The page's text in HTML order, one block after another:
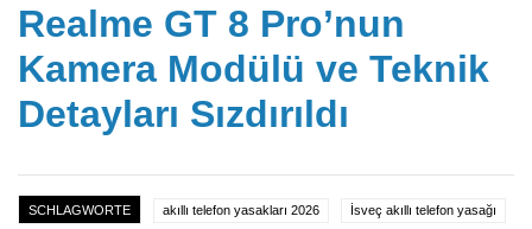
Realme GT 8 Pro’nun
Kamera Modülü ve Teknik
Detayları Sızdırıldı
SCHLAGWORTE akıllı telefon yasakları 2026 İsveç akıllı telefon yasağı